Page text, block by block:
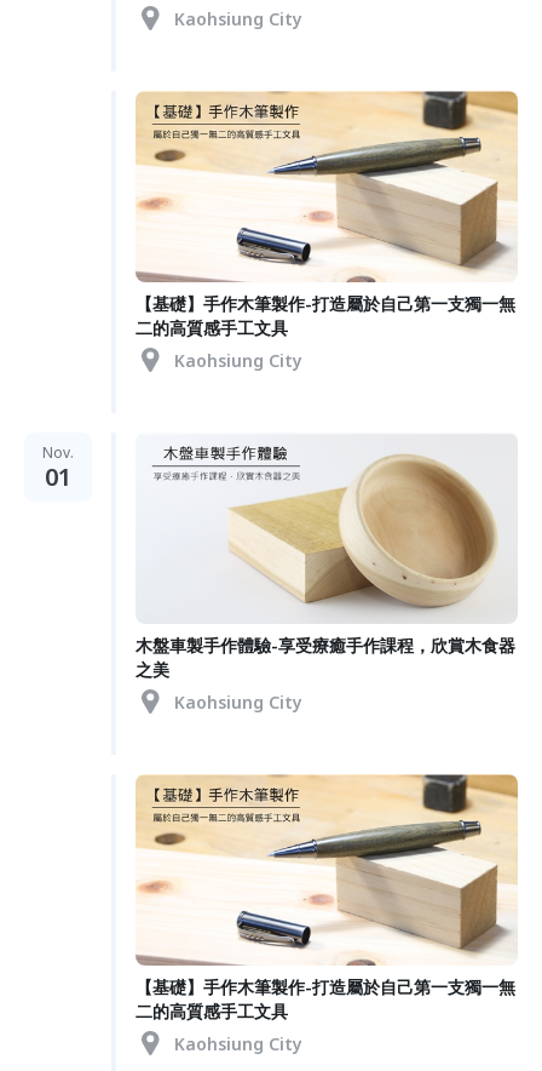
Kaohsiung City
【基礎】手作木筆製作-打造屬於自己第一支獨一無
二的高質感手工文具
Kaohsiung City
Nov.
01
木盤車製手作體驗-享受療癒手作課程，欣賞木食器
之美
Kaohsiung City
【基礎】手作木筆製作-打造屬於自己第一支獨一無
二的高質感手工文具
Kaohsiung City